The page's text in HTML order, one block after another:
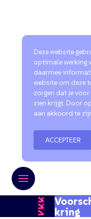
Deze website
optimale werking
daarmee
website om deze
zorgen dat je
zien krijgt. Door
aan akkoord te
ACCEPTEER
kring